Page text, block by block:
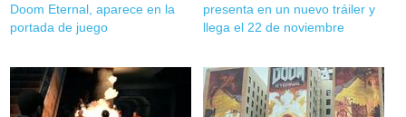
Doom Eternal, aparece en la
portada de juego
presenta en un nuevo tráiler y
llega el 22 de noviembre